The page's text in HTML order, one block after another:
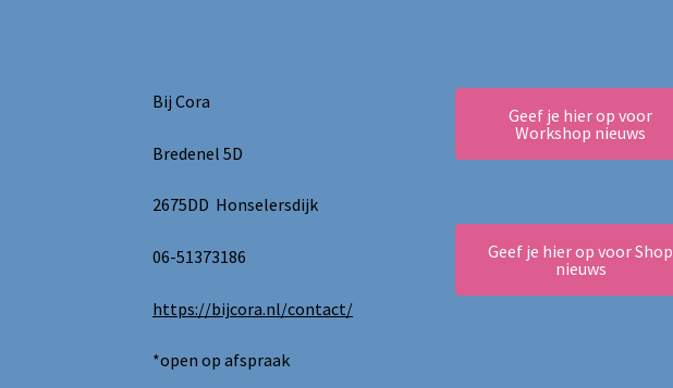
Bij Cora
Bredenel 5D
2675DD Honselersdijk
06-51373186
https://bijcora.nl/contact/
*open op afspraak
Geef je hier op voor
Workshop nieuws
Geef je hier op voor Shop
nieuws